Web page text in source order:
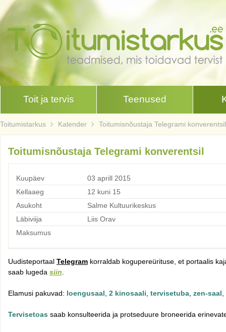
Toit ja tervis Teenused
Toitumistarkus Kalender Toitumisnõustaja Telegrami konverentsil
Toitumisnõustaja Telegrami konverentsil
Kuupäev
03 aprill 2015
Kellaaeg
12 kuni 15
Asukoht
Salme Kultuurikeskus
Läbiviija
Liis Orav
Maksumus
Uudisteportaal Telegram korraldab kogupereürituse, et portaalis
saab lugeda siin
Elamusi pakuvad: loengusaal 2 kinosaali tervisetuba zen-saal
Tervisetoas saab konsulteerida ja protseduure broneerida